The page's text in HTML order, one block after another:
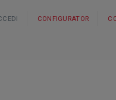
CONFIGURATOR